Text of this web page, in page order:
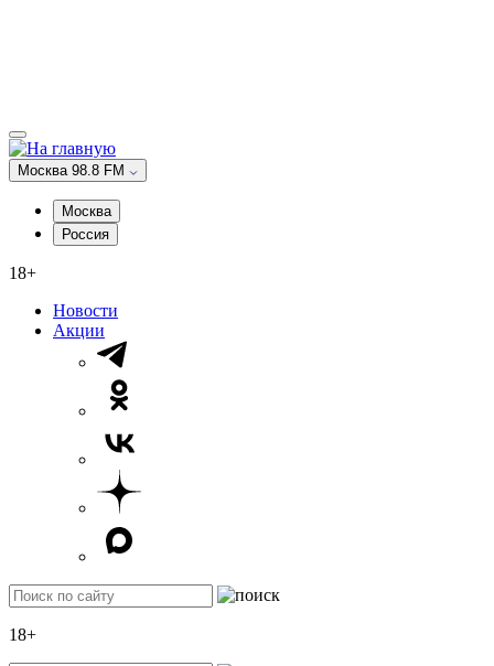
Москва 98.8 FM
Москва
Россия
18+
Новости
Акции
18+